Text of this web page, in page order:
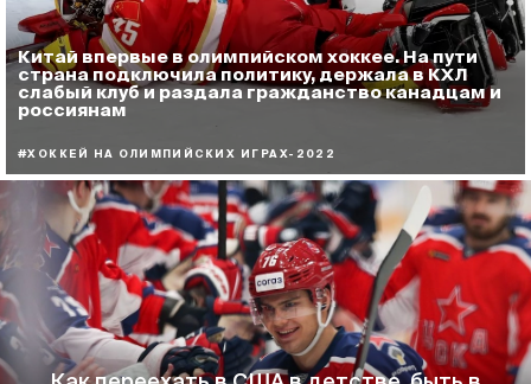
Китай впервые в олимпийском хоккее. На пути
страна подключила политику, держала в КХЛ
слабый клуб и раздала гражданство канадцам и
россиянам
#ХОККЕЙ НА ОЛИМПИЙСКИХ ИГРАХ-2022